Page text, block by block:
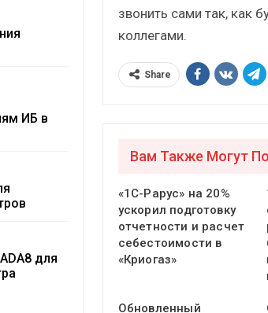
звонить сами так, как
коллегами.
Share
Вам Также Могут
«1С-Рарус» на 20%
ускорил подготовку
отчетности и расчет
себестоимости в
«Криогаз»
Обновленный
ИБ в
для